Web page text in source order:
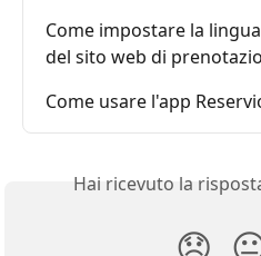
Come impostare la
del sito web di
Come usare l'app
Hai ricevuto la